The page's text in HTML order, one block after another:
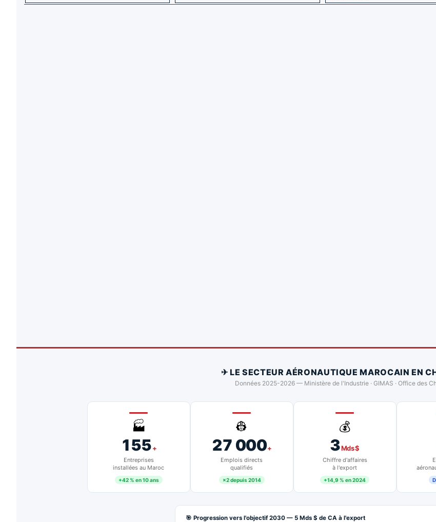
✈ LE SECTEUR AÉRONAUTIQUE MAROCAIN EN
Données 2025-2026 — Ministère de l'Industrie · GIMAS · Office des
🏭
155+
Entreprises
installées au Maroc
+42 % en 10 ans
👷
27 000+
Emplois directs
qualifiés
×2 depuis 2014
💰
3Mds $
Chiffre d'affaires
à l'export
+14,9 % en 2024
🎯 Progression vers l'objectif 2030 — 5 Mds $ de CA à l'export